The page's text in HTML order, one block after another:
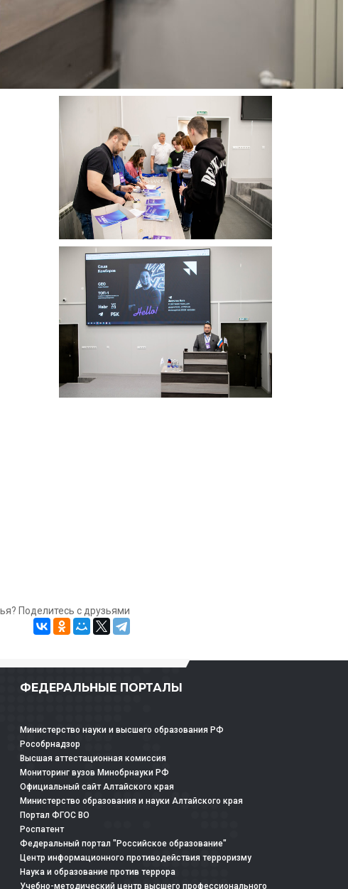
Поделитесь с друзьями
ФЕДЕРАЛЬНЫЕ ПОРТАЛЫ
Министерство науки и высшего образования РФ
Рособрнадзор
Высшая аттестационная комиссия
Мониторинг вузов Минобрнауки РФ
Официальный сайт Алтайского края
Министерство образования и науки Алтайского края
Портал ФГОС ВО
Роспатент
Федеральный портал "Российское образование"
Центр информационного противодействия терроризму
Наука и образование против террора
Учебно-методический центр высшего профессионального